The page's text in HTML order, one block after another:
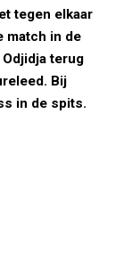
tegen elkaar
match in de
terug
Bij
in de spits.